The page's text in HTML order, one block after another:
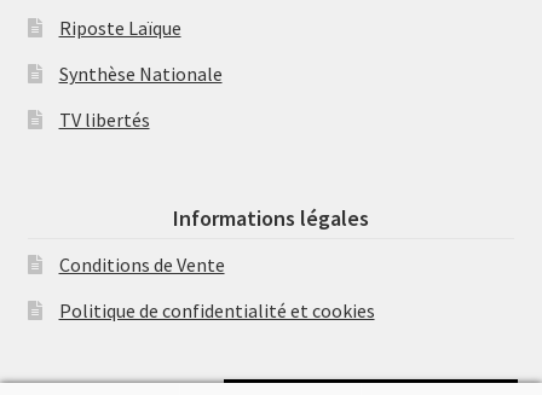
Riposte Laïque
Synthèse Nationale
TV libertés
Informations légales
Conditions de Vente
Politique de confidentialité et cookies